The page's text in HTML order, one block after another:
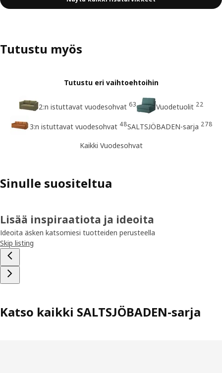
Tutustu myös
Tutustu eri vaihtoehtoihin
2:n istuttavat vuodesohvat 63 Vuodetuolit 22
3:n istuttavat vuodesohvat 48SALTSJÖBADEN-sarja 278
Kaikki Vuodesohvat
Sinulle suositeltua
Lisää inspiraatiota ja ideoita
Ideoita äsken katsomiesi tuotteiden perusteella
Skip listing
Katso kaikki SALTSJÖBADEN-sarja